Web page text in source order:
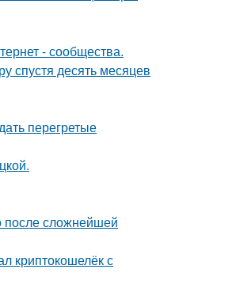
- сообщества.
спустя десять месяцев
перегретые
после сложнейшей
криптокошелёк с